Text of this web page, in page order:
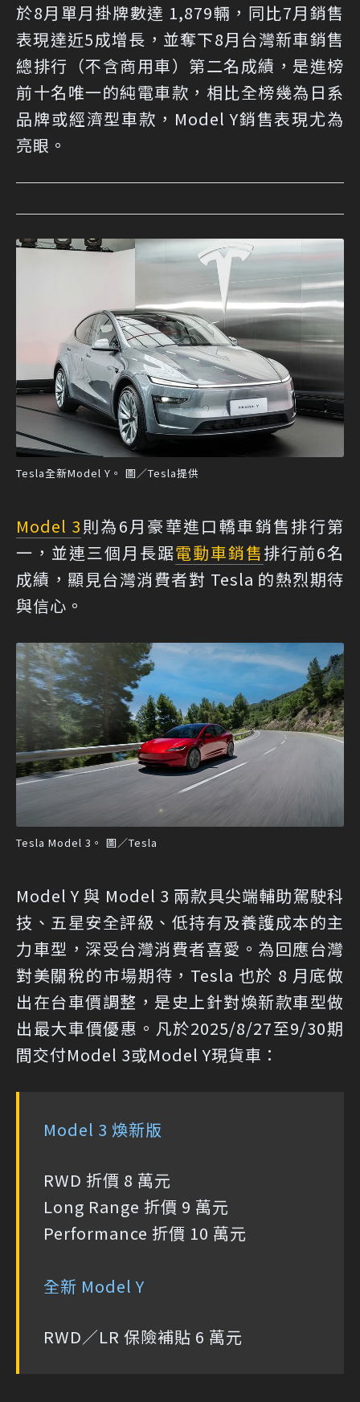
於8月單月掛牌數達 1,879輛，同比7月銷售
表現達近5成增長，並奪下8月台灣新車銷售
總排行（不含商用車）第二名成績，是進榜
前十名唯一的純電車款，相比全榜幾為日系
品牌或經濟型車款，Model Y銷售表現尤為
亮眼。
Tesla全新Model Y。 圖／Tesla提供
Model 3 則為6月豪華進口轎車銷售排行第
一，並連三個月長踞電動車銷售排行前6名
成績，顯見台灣消費者對 Tesla 的熱烈期待
與信心。
Tesla Model 3。 圖／Tesla
Model Y 與 Model 3 兩款具尖端輔助駕駛科
技、五星安全評級、低持有及養護成本的主
力車型，深受台灣消費者喜愛。為回應台灣
對美關稅的市場期待，Tesla 也於 8 月底做
出在台車價調整，是史上針對煥新款車型做
出最大車價優惠。凡於2025/8/27至9/30期
間交付Model 3或Model Y現貨車：
Model 3 煥新版
RWD 折價 8 萬元
Long Range 折價 9 萬元
Performance 折價 10 萬元
全新 Model Y
RWD／LR 保險補貼 6 萬元